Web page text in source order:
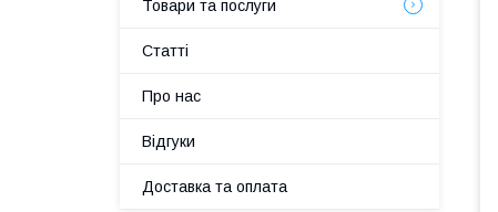
Товари та послуги
Статті
Про нас
Відгуки
Доставка та оплата